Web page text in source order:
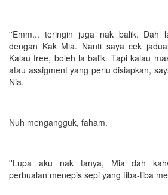
''Emm... teringin juga nak balik. Dah
dengan Kak Mia. Nanti saya cek
Kalau free, boleh la balik. Tapi kalau
atau assigment yang perlu disiapkan,
Nia.
Nuh mengangguk, faham.
''Lupa aku nak tanya, Mia dah
perbualan menepis sepi yang tiba-tiba